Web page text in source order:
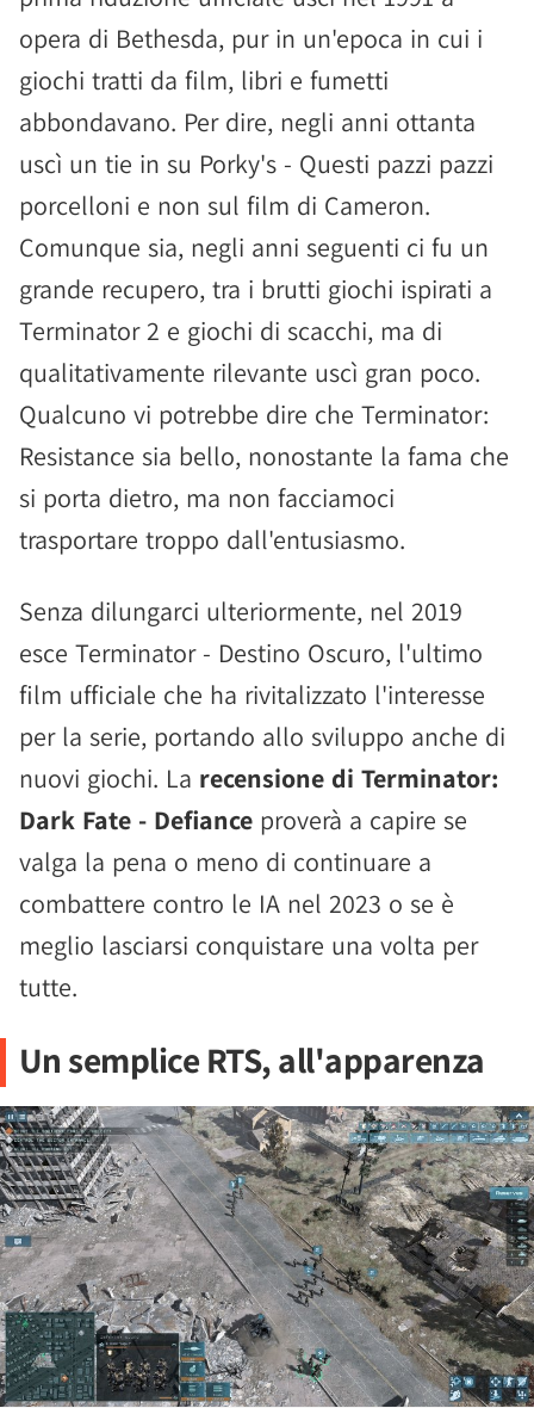
opera di Bethesda, pur in un'epoca in cui i
giochi tratti da film, libri e fumetti
abbondavano. Per dire, negli anni ottanta
uscì un tie in su Porky's - Questi pazzi pazzi
porcelloni e non sul film di Cameron.
Comunque sia, negli anni seguenti ci fu un
grande recupero, tra i brutti giochi ispirati a
Terminator 2 e giochi di scacchi, ma di
qualitativamente rilevante uscì gran poco.
Qualcuno vi potrebbe dire che Terminator:
Resistance sia bello, nonostante la fama che
si porta dietro, ma non facciamoci
trasportare troppo dall'entusiasmo.
Senza dilungarci ulteriormente, nel 2019
esce Terminator - Destino Oscuro, l'ultimo
film ufficiale che ha rivitalizzato l'interesse
per la serie, portando allo sviluppo anche di
nuovi giochi. La recensione di Terminator:
Dark Fate - Defiance proverà a capire se
valga la pena o meno di continuare a
combattere contro le IA nel 2023 o se è
meglio lasciarsi conquistare una volta per
tutte.
Un semplice RTS, all'apparenza